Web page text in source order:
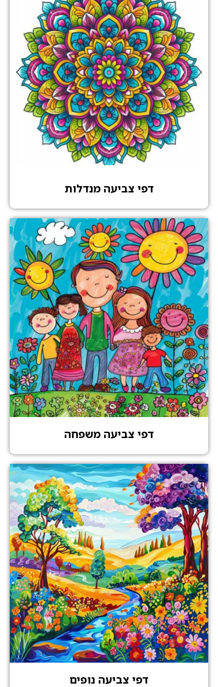
דפי צביעה מנדלות
דפי צביעה משפחה
דפי צביעה נופים